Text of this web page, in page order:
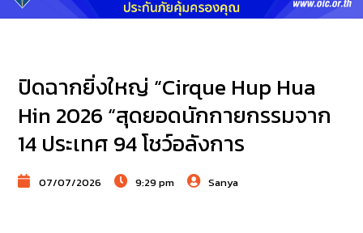
ปิดฉากยิ่งใหญ่ “Cirque Hup Hua
Hin 2026 “สุดยอดนักกายกรรมจาก
14 ประเทศ 94 โชว์อลังการ
07/07/2026 9:29 pm Sanya